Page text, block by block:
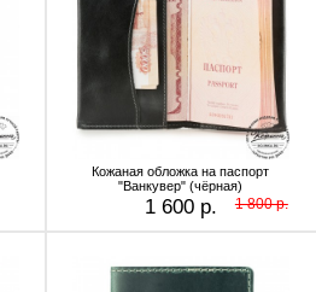
Кожаная обложка на паспорт
"Ванкувер" (чёрная)
1 600 р. 1 800 р.